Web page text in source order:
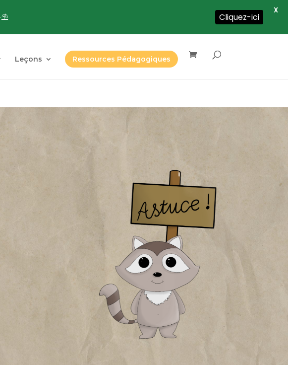
Leçons Ressources Pédagogiques
Cliquez-ici
X